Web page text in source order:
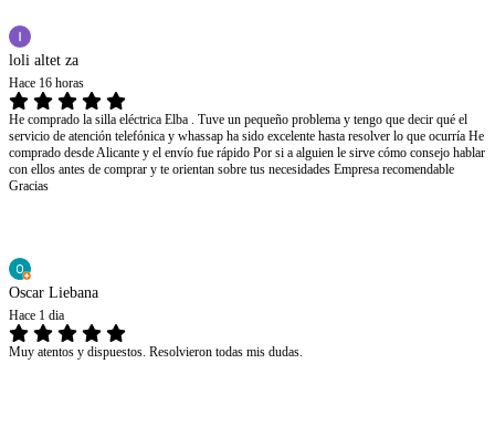
loli altet za
Hace 16 horas
He comprado la silla eléctrica Elba . Tuve un pequeño problema y tengo que decir qué el
servicio de atención telefónica y whassap ha sido excelente hasta resolver lo que ocurría He
comprado desde Alicante y el envío fue rápido Por si a alguien le sirve cómo consejo hablar
con ellos antes de comprar y te orientan sobre tus necesidades Empresa recomendable
Gracias
Oscar Liebana
Hace 1 dia
Muy atentos y dispuestos. Resolvieron todas mis dudas.